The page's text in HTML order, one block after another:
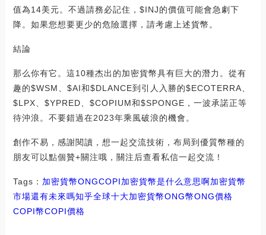
值為14美元。不過請務必記住，$INJ的價值可能會急劇下
降。如果您想要更少的危險選擇，請考慮上述貨幣。
結論
那么你有它。這10種杰出的加密貨幣具有巨大的潛力。從有
趣的$WSM、$AI和$DLANCE到引人入勝的$ECOTERRA、
$LPX、$YPRED、$COPIUM和$SPONGE，一波承諾正等
待沖浪。不要錯過在2023年乘風破浪的機會。
創作不易，感謝閱讀，想一起交流技術，布局到優質幣種的
朋友可以點個贊+關注哦，關注后查看私信一起交流！
Tags： 加密貨幣ONGCOPI加密貨幣是什么意思啊加密貨幣
市場還有未來嗎知乎全球十大加密貨幣ONG幣ONG價格
COPI幣COPI價格